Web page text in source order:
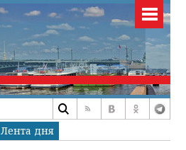
Лента дня